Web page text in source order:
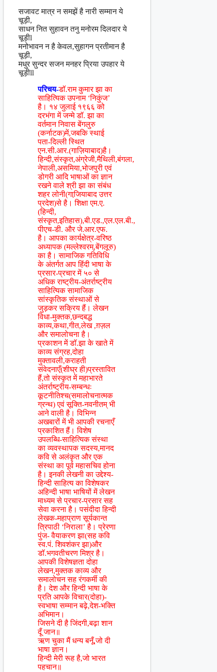
सजावट मात्र न समझें है नारी सम्मान ये
चूड़ी,
साधन नित सुहावन तनु मनोरम दिलदार ये
चूड़ीl
मनोभावन न है केवल,सुहागन प्रतीमान है
चूड़ी,
मधुर सुन्दर सजन मनहर प्रिया उपहार ये
चूड़ीll
परिचय-डॉ.राम कुमार झा का
साहित्यिक उपनाम ‘निकुंज’
है। १४ जुलाई १९६६ को
दरभंगा में जन्मे डॉ. झा का
वर्तमान निवास बेंगलुरु
(कर्नाटक)में,जबकि स्थाई
पता-दिल्ली स्थित
एन.सी.आर.(गाज़ियाबाद)है।
हिन्दी,संस्कृत,अंग्रेजी,मैथिली,बंगला,
नेपाली,असमिया,भोजपुरी एवं
डोगरी आदि भाषाओं का ज्ञान
रखने वाले श्री झा का संबंध
शहर लोनी(गाजि़याबाद उत्तर
प्रदेश)से है। शिक्षा एम.ए.
(हिन्दी,
संस्कृत,इतिहास),बी.एड.,एल.एल.बी.,
पीएच-डी. और जे.आर.एफ.
है। आपका कार्यक्षेत्र-वरिष्ठ
अध्यापक (मल्लेश्वरम्,बेंगलूरु)
का है। सामाजिक गतिविधि
के अंतर्गत आप हिंंदी भाषा के
प्रसार-प्रचार में ५० से
अधिक राष्ट्रीय-अंतर्राष्ट्रीय
साहित्यिक सामाजिक
सांस्कृतिक संस्थाओं से
जुड़कर सक्रिय हैं। लेखन
विधा-मुक्तक,छन्दबद्ध
काव्य,कथा,गीत,लेख ,ग़ज़ल
और समालोचना है।
प्रकाशन में डॉ.झा के खाते में
काव्य संग्रह,दोहा
मुक्तावली,कराहती
संवेदनाएँ(शीघ्र ही)प्रस्तावित
हैं,तो संस्कृत में महाभारते
अंतर्राष्ट्रीय-सम्बन्धः
कूटनीतिश्च(समालोचनात्मक
ग्रन्थ) एवं सूक्ति-नवनीतम् भी
आने वाली है। विभिन्न
अखबारों में भी आपकी रचनाएँ
प्रकाशित हैं। विशेष
उपलब्धि-साहित्यिक संस्था
का व्यवस्थापक सदस्य,मानद
कवि से अलंकृत और एक
संस्था का पूर्व महासचिव होना
है। इनकी लेखनी का उद्देश्य-
हिन्दी साहित्य का विशेषकर
अहिन्दी भाषा भाषियों में लेखन
माध्यम से प्रचार-प्रसार सह
सेवा करना है। पसंदीदा हिन्दी
लेखक-महाप्राण सूर्यकान्त
त्रिपाठी ‘निराला’ है। प्रेरणा
पुंज- वैयाकरण झा(सह कवि
स्व.पं. शिवशंकर झा)और
डॉ.भगवतीचरण मिश्र है।
आपकी विशेषज्ञता दोहा
लेखन,मुक्तक काव्य और
समालोचन सह रंगकर्मी की
है। देश और हिन्दी भाषा के
प्रति आपके विचार(दोहा)-
स्वभाषा सम्मान बढ़े,देश-भक्ति
अभिमान।
जिसने दी है जिंदगी,बढ़ा शान
दूँ जान॥
ऋण चुका मैं धन्य बनूँ,जो दी
भाषा ज्ञान।
हिन्दी मेरी रूह है,जो भारत
पहचान॥